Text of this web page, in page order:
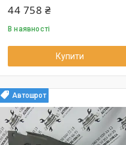
44 758 ₴
В наявності
Купити
Автошрот